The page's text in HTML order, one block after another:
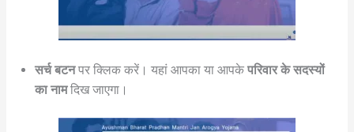
सर्च बटनपर क्लिक करें। यहां आपका या आपकेपरिवार के सदस्यों
का नामदिख जाएगा।